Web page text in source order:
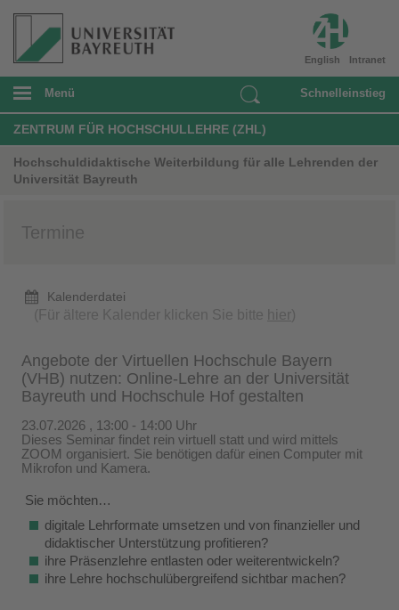
Intranet
English
Menü Schnelleinstieg
ZENTRUM FÜR HOCHSCHULLEHRE (ZHL)
Hochschuldidaktische Weiterbildung für alle Lehrenden der
Universität Bayreuth
Termine
Kalenderdatei
(Für ältere Kalender klicken Sie bitte hier)
Angebote der Virtuellen Hochschule Bayern
(VHB) nutzen: Online-Lehre an der Universität
Bayreuth und Hochschule Hof gestalten
23.07.2026 , 13:00 - 14:00 Uhr
Dieses Seminar findet rein virtuell statt und wird mittels
ZOOM organisiert. Sie benötigen dafür einen Computer mit
Mikrofon und Kamera.
Sie möchten…
digitale Lehrformate umsetzen und von finanzieller und
didaktischer Unterstützung profitieren?
ihre Präsenzlehre entlasten oder weiterentwickeln?
ihre Lehre hochschulübergreifend sichtbar machen?